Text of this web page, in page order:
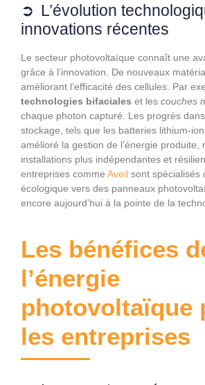
L’évolution
innovations récentes
Le secteur photovoltaïque connaît une
grâce à l’innovation. De nouveaux
améliorant l’efficacité des cellules. Par
technologies bifaciales et les couches
chaque photon capturé. Les progrès
stockage, tels que les batteries lithium-
amélioré la gestion de l’énergie produite,
installations plus indépendantes et
entreprises comme Aveil sont spécialisés
écologique vers des panneaux
encore aujourd’hui à la pointe de la
Les bénéfices
l’énergie
photovoltaïque
les entreprises